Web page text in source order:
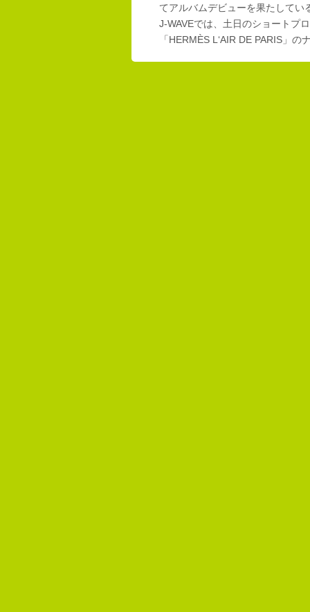
てアルバムデビューを果たしてい
J-WAVEでは、土日のショートプ
「HERMÈS L‘AIR DE PARIS」